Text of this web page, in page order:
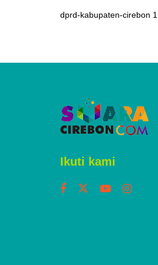
dprd-kabupaten-cirebon 1
Ikuti kami